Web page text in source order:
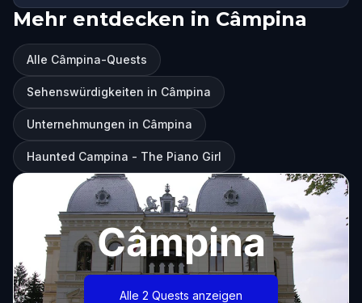
Mehr entdecken in Câmpina
Alle Câmpina-Quests
Sehenswürdigkeiten in Câmpina
Unternehmungen in Câmpina
Haunted Campina - The Piano Girl
Câmpina
Alle 2 Quests anzeigen